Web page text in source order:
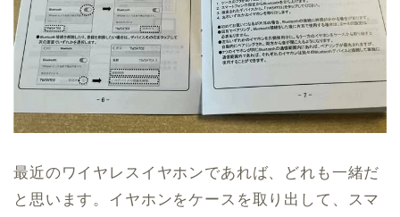
最近のワイヤレスイヤホンであれば、どれも一緒だ
と思います。イヤホンをケースを取り出して、スマ